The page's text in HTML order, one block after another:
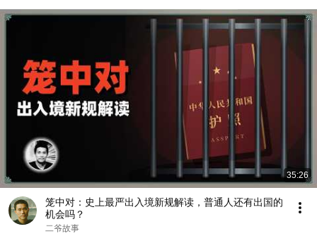
35:26
笼中对：史上最严出入境新规解读，普通人还有出国的
机会吗？
二爷故事